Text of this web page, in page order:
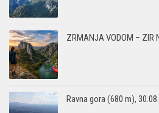
ZRMANJA VODOM – ZIR
Ravna gora (680 m),